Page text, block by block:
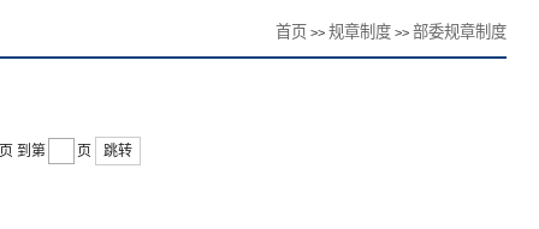
首页 >> 规章制度 >> 部委规章制度
到第 页 跳转